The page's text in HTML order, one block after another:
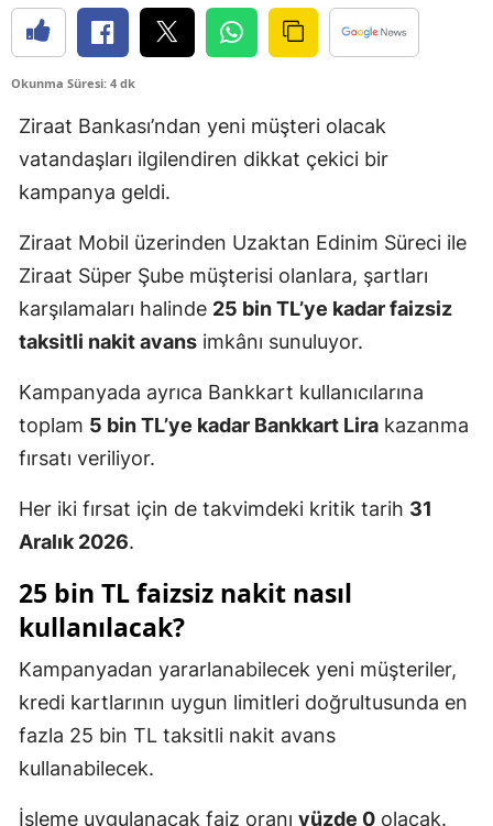
Okunma Süresi: 4 dk
Ziraat Bankası’ndan yeni müşteri olacak
vatandaşları ilgilendiren dikkat çekici bir
kampanya geldi.
Ziraat Mobil üzerinden Uzaktan Edinim Süreci ile
Ziraat Süper Şube müşterisi olanlara, şartları
karşılamaları halinde 25 bin TL’ye kadar faizsiz
taksitli nakit avans imkânı sunuluyor.
Kampanyada ayrıca Bankkart kullanıcılarına
toplam 5 bin TL’ye kadar Bankkart Lira kazanma
fırsatı veriliyor.
Her iki fırsat için de takvimdeki kritik tarih 31
Aralık 2026.
25 bin TL faizsiz nakit nasıl
kullanılacak?
Kampanyadan yararlanabilecek yeni müşteriler,
kredi kartlarının uygun limitleri doğrultusunda en
fazla 25 bin TL taksitli nakit avans
kullanabilecek.
İşleme uygulanacak faiz oranı yüzde 0 olacak.